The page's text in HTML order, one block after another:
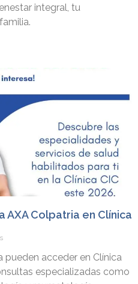
integral, tu
AXA Colpatria en Clínica
pueden acceder en Clínica
especializadas como